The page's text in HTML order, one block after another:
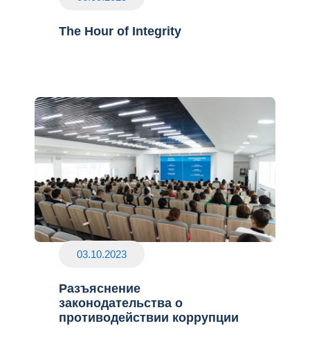
The Hour of Integrity
03.10.2023
Разъяснение
законодательства о
противодействии коррупции